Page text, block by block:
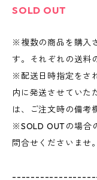
SOLD OUT
※複数の商品を購入
す。それぞれの送料
※配送日時指定をさ
内に発送させていた
は、ご注文時の備考
※SOLD OUTの場合
問合せくださいませ。